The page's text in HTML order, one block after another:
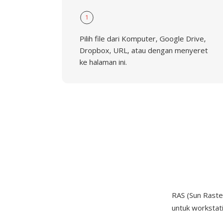
1
Pilih file dari Komputer, Google Drive,
Dropbox, URL, atau dengan menyeret
ke halaman ini.
RAS (Sun
untuk